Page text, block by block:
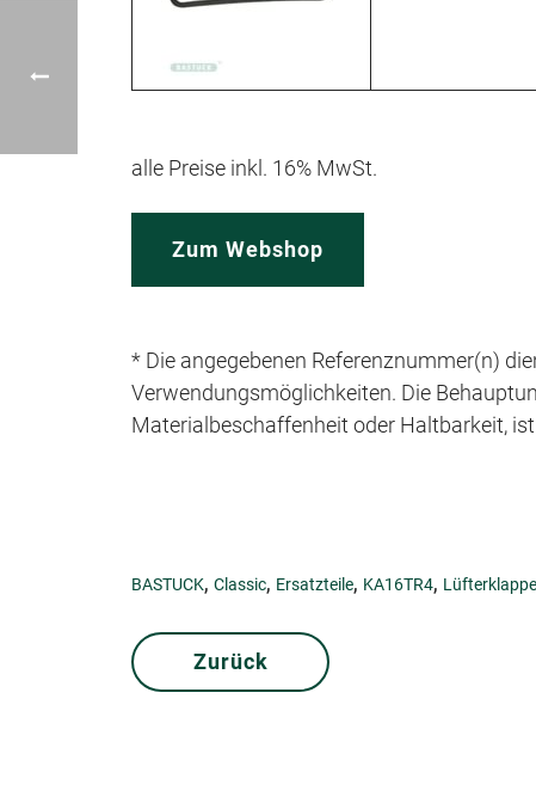
alle Preise inkl. 16% MwSt.
Zum Webshop
* Die angegebenen Referenznummer(n)
Verwendungsmöglichkeiten. Die
Materialbeschaffenheit oder Haltbarkeit,
BASTUCK, Classic, Ersatzteile, KA16TR4, Lüfterklappe
Zurück